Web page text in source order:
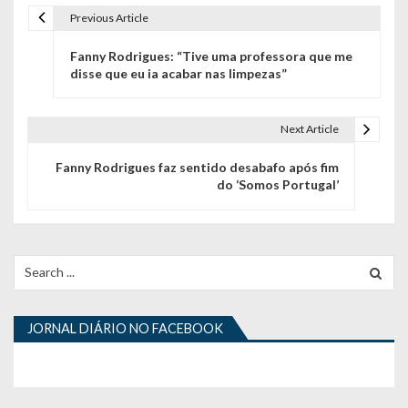
ã
o
d
Previous Article
Fanny Rodrigues: “Tive uma professora que me
disse que eu ia acabar nas limpezas”
Next Article
Fanny Rodrigues faz sentido desabafo após fim
do ‘Somos Portugal’
for:
JORNAL DIÁRIO NO FACEBOOK